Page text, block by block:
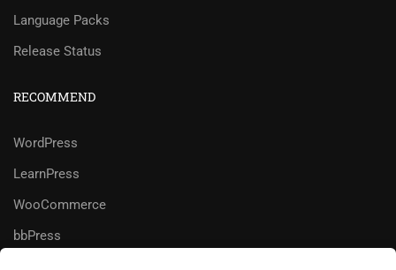
Language Packs
Release Status
RECOMMEND
WordPress
LearnPress
WooCommerce
bbPress